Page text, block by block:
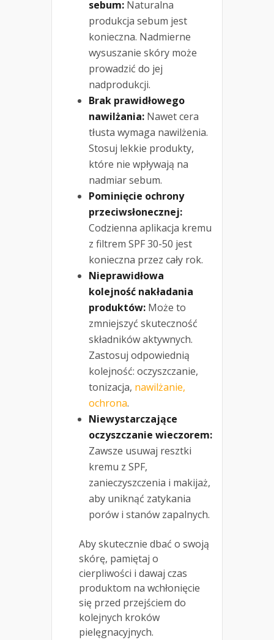
sebum: Naturalna
produkcja sebum jest
konieczna. Nadmierne
wysuszanie skóry może
prowadzić do jej
nadprodukcji.
Brak prawidłowego
nawilżania: Nawet cera
tłusta wymaga nawilżenia.
Stosuj lekkie produkty,
które nie wpływają na
nadmiar sebum.
Pominięcie ochrony
przeciwsłonecznej:
Codzienna aplikacja kremu
z filtrem SPF 30-50 jest
konieczna przez cały rok.
Nieprawidłowa
kolejność nakładania
produktów: Może to
zmniejszyć skuteczność
składników aktywnych.
Zastosuj odpowiednią
kolejność: oczyszczanie,
tonizacja, nawilżanie,
ochrona.
Niewystarczające
oczyszczanie wieczorem:
Zawsze usuwaj resztki
kremu z SPF,
zanieczyszczenia i makijaż,
aby uniknąć zatykania
porów i stanów zapalnych.
Aby skutecznie dbać o swoją
skórę, pamiętaj o
cierpliwości i dawaj czas
produktom na wchłonięcie
się przed przejściem do
kolejnych kroków
pielęgnacyjnych.